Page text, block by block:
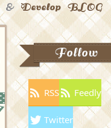
& Develop BLOG
Follow
RSS Feedly
Twitter